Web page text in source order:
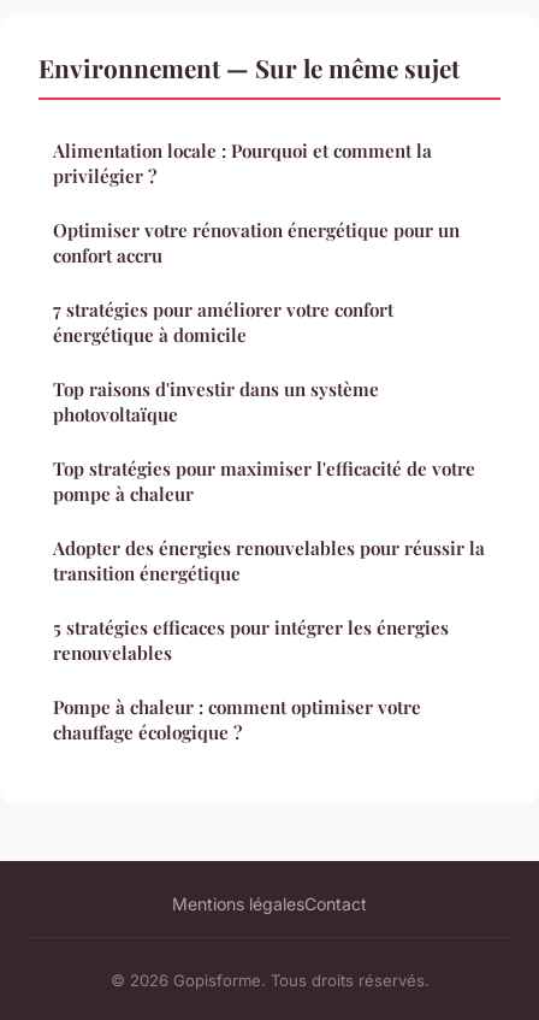
Environnement — Sur le même sujet
Alimentation locale : Pourquoi et comment la
privilégier ?
Optimiser votre rénovation énergétique pour un
confort accru
7 stratégies pour améliorer votre confort
énergétique à domicile
Top raisons d'investir dans un système
photovoltaïque
Top stratégies pour maximiser l'efficacité de votre
pompe à chaleur
Adopter des énergies renouvelables pour réussir la
transition énergétique
5 stratégies efficaces pour intégrer les énergies
renouvelables
Pompe à chaleur : comment optimiser votre
chauffage écologique ?
Mentions légalesContact
© 2026 Gopisforme. Tous droits réservés.